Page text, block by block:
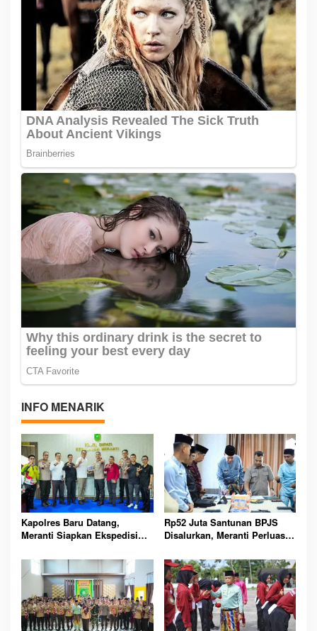
INFO MENARIK
Kapolres Baru Datang,
Meranti Siapkan Ekspedisi
Rp52 Juta Santunan BPJS
Disalurkan, Meranti Perluas